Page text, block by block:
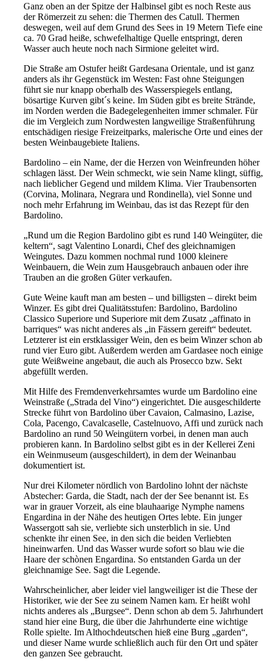
Ganz oben an der Spitze der Halbinsel gibt es noch Reste aus
der Römerzeit zu sehen: die Thermen des Catull. Thermen
deswegen, weil auf dem Grund des Sees in 19 Metern Tiefe eine
ca. 70 Grad heiße, schwefelhaltige Quelle entspringt, deren
Wasser auch heute noch nach Sirmione geleitet wird.
Die Straße am Ostufer heißt Gardesana Orientale, und ist ganz
anders als ihr Gegenstück im Westen: Fast ohne Steigungen
führt sie nur knapp oberhalb des Wasserspiegels entlang,
bösartige Kurven gibt´s keine. Im Süden gibt es breite Strände,
im Norden werden die Badegelegenheiten immer schmaler. Für
die im Vergleich zum Nordwesten langweilige Straßenführung
entschädigen riesige Freizeitparks, malerische Orte und eines der
besten Weinbaugebiete Italiens.
Bardolino – ein Name, der die Herzen von Weinfreunden höher
schlagen lässt. Der Wein schmeckt, wie sein Name klingt, süffig,
nach lieblicher Gegend und mildem Klima. Vier Traubensorten
(Corvina, Molinara, Negrara und Rondinella), viel Sonne und
noch mehr Erfahrung im Weinbau, das ist das Rezept für den
Bardolino.
„Rund um die Region Bardolino gibt es rund 140 Weingüter, die
keltern“, sagt Valentino Lonardi, Chef des gleichnamigen
Weingutes. Dazu kommen nochmal rund 1000 kleinere
Weinbauern, die Wein zum Hausgebrauch anbauen oder ihre
Trauben an die großen Güter verkaufen.
Gute Weine kauft man am besten – und billigsten – direkt beim
Winzer. Es gibt drei Qualitätsstufen: Bardolino, Bardolino
Classico Superiore und Superiore mit dem Zusatz „affinato in
barriques“ was nicht anderes als „in Fässern gereift“ bedeutet.
Letzterer ist ein erstklassiger Wein, den es beim Winzer schon ab
rund vier Euro gibt. Außerdem werden am Gardasee noch einige
gute Weißweine angebaut, die auch als Prosecco bzw. Sekt
abgefüllt werden.
Mit Hilfe des Fremdenverkehrsamtes wurde um Bardolino eine
Weinstraße („Strada del Vino“) eingerichtet. Die ausgeschilderte
Strecke führt von Bardolino über Cavaion, Calmasino, Lazise,
Cola, Pacengo, Cavalcaselle, Castelnuovo, Affi und zurück nach
Bardolino an rund 50 Weingütern vorbei, in denen man auch
probieren kann. In Bardolino selbst gibt es in der Kellerei Zeni
ein Weinmuseum (ausgeschildert), in dem der Weinanbau
dokumentiert ist.
Nur drei Kilometer nördlich von Bardolino lohnt der nächste
Abstecher: Garda, die Stadt, nach der der See benannt ist. Es
war in grauer Vorzeit, als eine blauhaarige Nymphe namens
Engardina in der Nähe des heutigen Ortes lebte. Ein junger
Wassergott sah sie, verliebte sich unsterblich in sie. Und
schenkte ihr einen See, in den sich die beiden Verliebten
hineinwarfen. Und das Wasser wurde sofort so blau wie die
Haare der schònen Engardina. So entstanden Garda un der
gleichnamige See. Sagt die Legende.
Wahrscheinlicher, aber leider viel langweiliger ist die These der
Historiker, wie der See zu seinem Namen kam. Er heißt wohl
nichts anderes als „Burgsee“. Denn schon ab dem 5. Jahrhundert
stand hier eine Burg, die über die Jahrhunderte eine wichtige
Rolle spielte. Im Althochdeutschen hieß eine Burg „garden“,
und dieser Name wurde schließlich auch für den Ort und später
den ganzen See gebraucht.